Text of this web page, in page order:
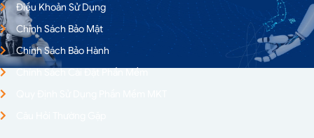
Điều Khoản Sử Dụng
Chính Sách Bảo Mật
Chính Sách Bảo Hành